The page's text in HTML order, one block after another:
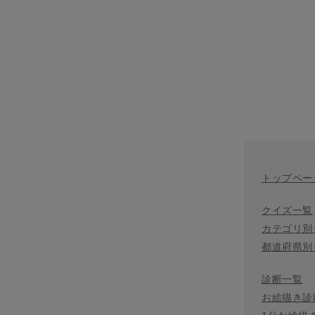
トップペー
クイズ一覧
カテゴリ
都道府県
診断一覧
お絵描き